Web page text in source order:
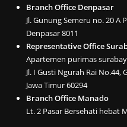
Branch Office Denpasar
Jl. Gunung Semeru no. 20 A
Denpasar 8011
Representative Office
Apartemen purimas
Jl. I Gusti Ngurah Rai No.44,
Jawa Timur 60294
Branch Office Manado
Lt. 2 Pasar Bersehati hebat